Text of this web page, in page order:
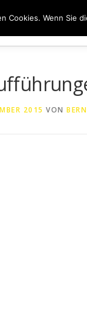
HOME ÜBER
2015 VON
Cookies. Wenn Sie